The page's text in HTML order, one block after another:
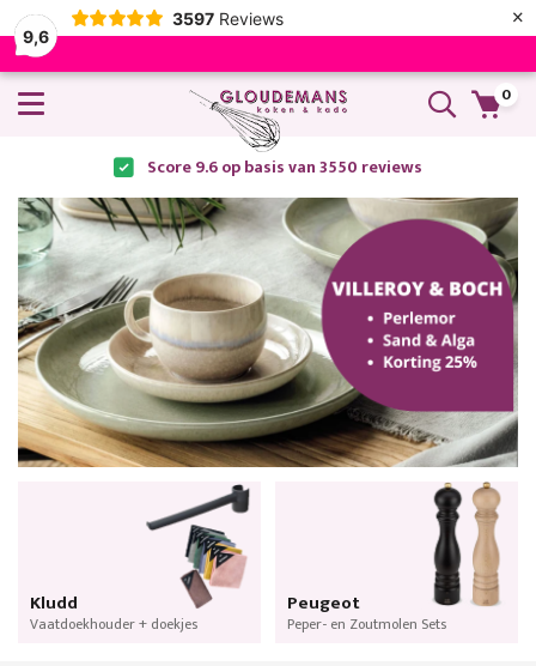
9,6
3597 Reviews ×
0
Score 9.6 op basis van 3550 reviews
Kludd
Vaatdoekhouder + doekjes
Peugeot
Peper- en Zoutmolen Sets